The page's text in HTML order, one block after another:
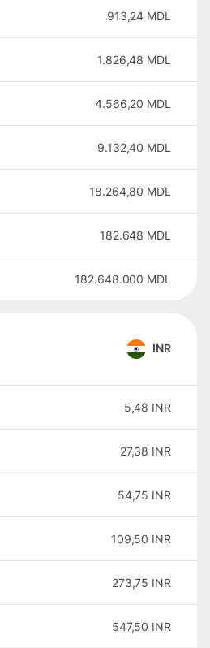
913,24 MDL
1.826,48 MDL
4.566,20 MDL
9.132,40 MDL
18.264,80 MDL
182.648 MDL
182.648.000 MDL
INR
5,48 INR
27,38 INR
54,75 INR
109,50 INR
273,75 INR
547,50 INR